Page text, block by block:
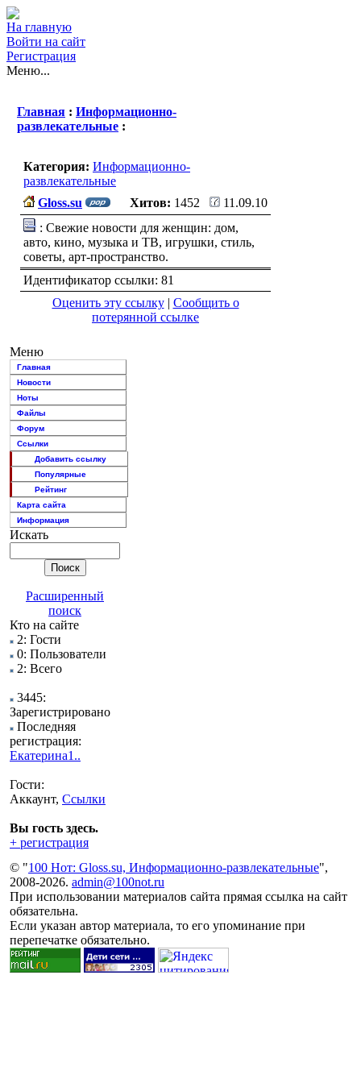
На главную
Войти на сайт
Регистрация
Меню...
Главная : Информационно-
развлекательные :
Категория: Информационно-
развлекательные
Gloss.su
Хитов: 1452
11.09.10
: Свежие новости для женщин: дом,
авто, кино, музыка и ТВ, игрушки, стиль,
советы, арт-пространство.
Идентификатор ссылки: 81
Оценить эту ссылку| Сообщить о
потерянной ссылке
Меню
Главная
Новости
Ноты
Файлы
Форум
Ссылки
Добавить ссылку
Популярные
Рейтинг
Карта сайта
Информация
Искать
Расширенный
поиск
Кто на сайте
2: Гости
0: Пользователи
2: Всего
3445:
Зарегистрировано
Последняя
регистрация:
Екатерина1..
Гости:
Аккаунт, Ссылки
Вы гость здесь.
+ регистрация
© "100 Нот: Gloss.su, Информационно-развлекательные",
2008-2026. admin@100not.ru
При использовании материалов сайта прямая ссылка на сайт
обязательна.
Если указан автор материала, то его упоминание при
перепечатке обязательно.